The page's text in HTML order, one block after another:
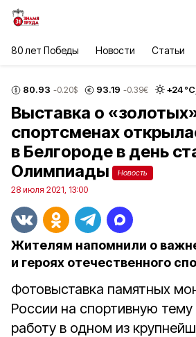
80 лет Победы Новости Статьи
80.93 -0.20$ 93.19 -0.39€ +24°С,
Выставка о
спортсменах
в Белгороде в день
Олимпиады
Новость
28 июля 2021, 13:00
Жителям напомнили о
и героях отечественного
Фотовыставка памятных
России на спортивную
работу в одном из